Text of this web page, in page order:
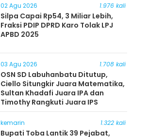
02 Agu 2026 1.976 kali
Silpa Capai Rp54, 3 Miliar Lebih,
Fraksi PDIP DPRD Karo Tolak LPJ
APBD 2025
03 Agu 2026 1.708 kali
OSN SD Labuhanbatu Ditutup,
Ciello Situngkir Juara Matematika,
Sultan Khadafi Juara IPA dan
Timothy Rangkuti Juara IPS
kemarin 1.322 kali
Bupati Toba Lantik 39 Pejabat,